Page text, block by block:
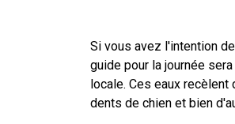
Si vous avez l'intention
guide pour la journée
locale. Ces eaux
dents de chien et bien